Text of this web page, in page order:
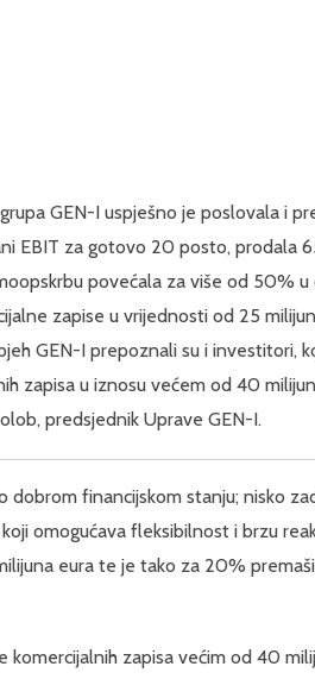
GEN-I uspješno je poslovala i
EBIT za gotovo 20 posto, prodala
povećala za više od 50%
zapise u vrijednosti od 25
GEN-I prepoznali su i investitori,
zapisa u iznosu većem od 40
predsjednik Uprave GEN-I.
dobrom financijskom stanju; nisko
omogućava fleksibilnost i brzu
eura te je tako za 20%
komercijalnih zapisa većim od 40